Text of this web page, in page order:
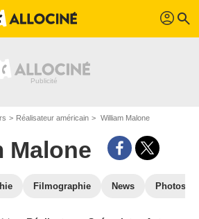
profil search
Réalisateur américain William Malone
Malone
Filmographie News Photos